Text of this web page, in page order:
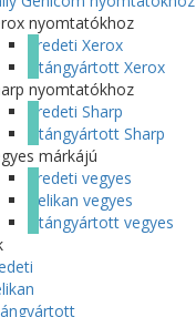
nyomtatókhoz
Eredeti Xerox
Utángyártott Xerox
nyomtatókhoz
Eredeti Sharp
Utángyártott Sharp
márkájú
Eredeti vegyes
Pelikan vegyes
Utángyártott vegyes